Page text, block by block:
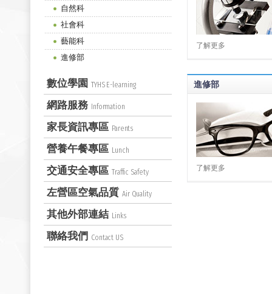
了解更多
進修部
了解更多
自然科
社會科
藝能科
進修部
數位學園 TYHS E-learning
網路服務 Information
家長資訊專區 Parents
營養午餐專區 Lunch
交通安全專區 Traffic Safety
左營區空氣品質 Air Quality
其他外部連結 Links
聯絡我們 Contact US